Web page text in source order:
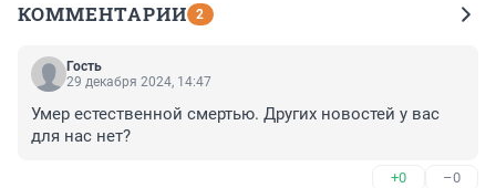
КОММЕНТАРИИ 2
Гость
29 декабря 2024, 14:47
Умер естественной смертью. Других новостей у вас
для нас нет?
+0 –0